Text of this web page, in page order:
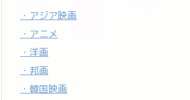
・アジア映画
・アニメ
・洋画
・邦画
・韓国映画